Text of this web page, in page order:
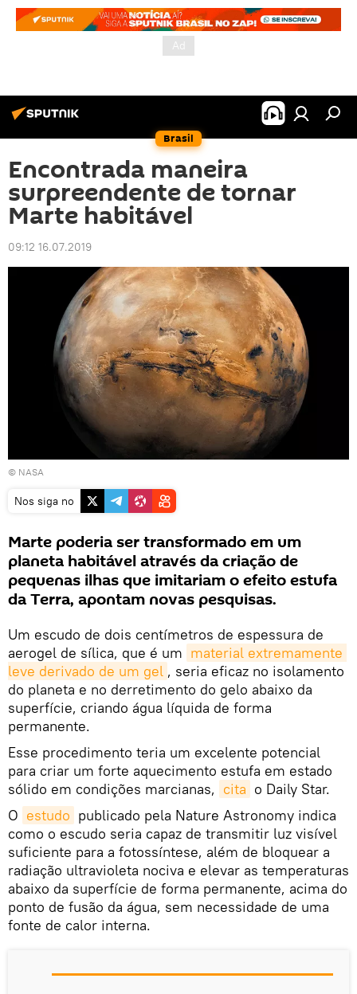
Brasil
Encontrada maneira
surpreendente de tornar
Marte habitável
09:12 16.07.2019
© NASA
Nos siga no
Marte poderia ser transformado em um
planeta habitável através da criação de
pequenas ilhas que imitariam o efeito estufa
da Terra, apontam novas pesquisas.
Um escudo de dois centímetros de espessura de
aerogel de sílica, que é um material extremamente
leve derivado de um gel , seria eficaz no isolamento
do planeta e no derretimento do gelo abaixo da
superfície, criando água líquida de forma
permanente.
Esse procedimento teria um excelente potencial
para criar um forte aquecimento estufa em estado
sólido em condições marcianas, cita o Daily Star.
O estudo publicado pela Nature Astronomy indica
como o escudo seria capaz de transmitir luz visível
suficiente para a fotossíntese, além de bloquear a
radiação ultravioleta nociva e elevar as temperaturas
abaixo da superfície de forma permanente, acima do
ponto de fusão da água, sem necessidade de uma
fonte de calor interna.